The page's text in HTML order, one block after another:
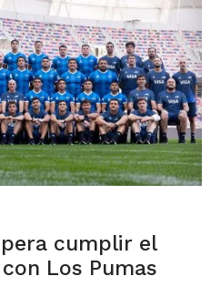
cumplir el
Los Pumas